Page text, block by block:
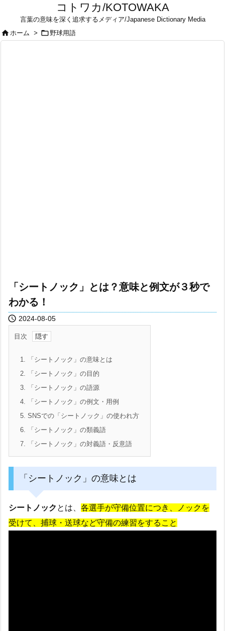
コトワカ/KOTOWAKA
言葉の意味を深く追求するメディア/Japanese Dictionary Media
ホーム > 野球用語
「シートノック」とは？意味と例文が３秒で
わかる！
 2024-08-05
目次
1. 「シートノック」の意味とは
2. 「シートノック」の目的
3. 「シートノック」の語源
4. 「シートノック」の例文・用例
5. SNSでの「シートノック」の使われ方
6. 「シートノック」の類義語
7. 「シートノック」の対義語・反意語
「シートノック」の意味とは
シートノック とは、 各選手が守備位置につき、ノックを
受けて、捕球・送球など守備の練習をすること